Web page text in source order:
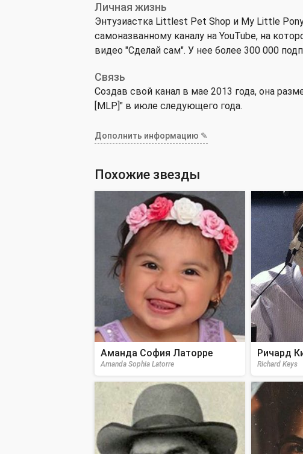
Личная жизнь
Энтузиастка Littlest Pet Shop и My Little
самоназванному каналу на YouTube, на
видео "Сделай сам". У нее более 300 000
Связь
Создав свой канал в мае 2013 года, она
[MLP]" в июле следующего года.
Дополнить информацию ✎
Похожие звезды
Аманда София Латорре
Amanda Sophia Latorre
Ричард
Richard Keys